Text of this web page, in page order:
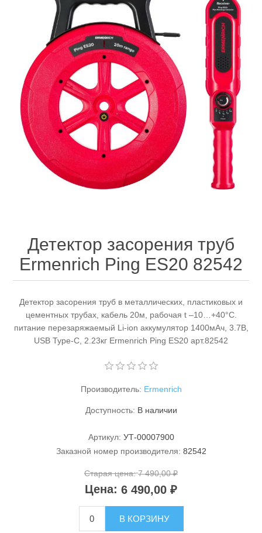
Электроинструмент
Садовая и силовая техника
Станки и оснастка
Ремонт инструмента марки Makita
Ремонт инструмента марки Champion
Ремонт инструмента марки DCK
Ремонт инструмента марки Elitech
Сервисный центр JET
Сервисный центр Кратон
Производители
Сервисы
Новости
FAQ
Контакты
Детектор засорения труб
Ermenrich Ping ES20 82542
Детектор засорения труб в металлических, пластиковых и
цементных трубах, кабель 20м, рабочая t –10…+40°C.
питание перезаряжаемый Li-ion аккумулятор 1400мАч, 3.7В,
USB Type-C, 2.23кг Ermenrich Ping ES20 арт.82542
Производитель: Ermenrich
Доступность: В наличии
Артикул: УТ-00007900
Заказной номер производителя: 82542
Старая цена: 7 490,00 ₽
Цена: 6 490,00 ₽
В КОРЗИНУ